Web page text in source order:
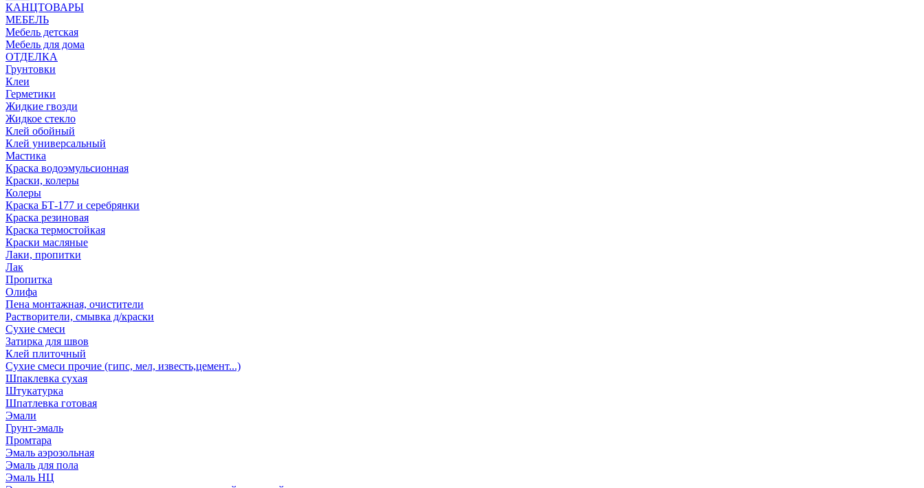
КАНЦТОВАРЫ
МЕБЕЛЬ
Мебель детская
Мебель для дома
ОТДЕЛКА
Грунтовки
Клеи
Герметики
Жидкие гвозди
Жидкое стекло
Клей обойный
Клей универсальный
Мастика
Краска водоэмульсионная
Краски, колеры
Колеры
Краска БТ-177 и серебрянки
Краска резиновая
Краска термостойкая
Краски масляные
Лаки, пропитки
Лак
Пропитка
Олифа
Пена монтажная, очистители
Растворители, смывка д/краски
Сухие смеси
Затирка для швов
Клей плиточный
Сухие смеси прочие (гипс, мел, известь,цемент...)
Шпаклевка сухая
Штукатурка
Шпатлевка готовая
Эмали
Грунт-эмаль
Промтара
Эмаль аэрозольная
Эмаль для пола
Эмаль НЦ